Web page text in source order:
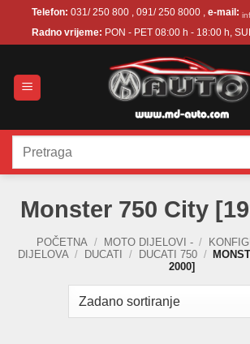
Telefon: 031/ 250 800 , 091/ 250 8000 , e-mail:
Radno vrijeme: PON - PET 08:00 h - 18:00 h,
Pretraži:
Monster 750 City
POČETNA / MOTO DIJELOVI - /
DIJELOVA / DUCATI / DUCATI 750 /
2000]